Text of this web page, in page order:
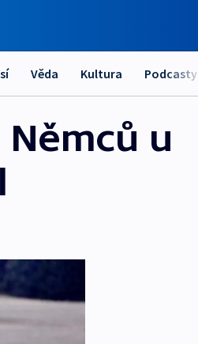
Věda Kultura Podcasty
u